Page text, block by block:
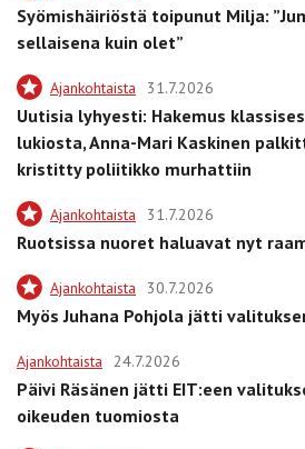
Syömishäiriöstä toipunut Milja:
sellaisena kuin olet”
Ajankohtaista 31.7.2026
Uutisia lyhyesti: Hakemus
lukiosta, Anna-Mari Kaskinen
kristitty poliitikko murhattiin
Ajankohtaista 31.7.2026
Ruotsissa nuoret haluavat nyt
Ajankohtaista 30.7.2026
Myös Juhana Pohjola jätti
Ajankohtaista 24.7.2026
Päivi Räsänen jätti EIT:een
oikeuden tuomiosta